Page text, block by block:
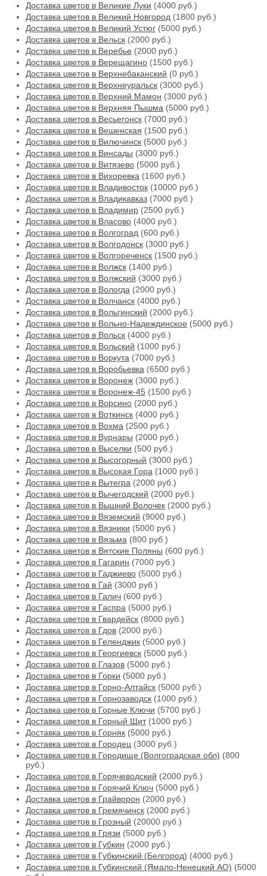
Доставка цветов в Великие Луки (4000 руб.)
Доставка цветов в Великий Новгород (1800 руб.)
Доставка цветов в Великий Устюг (5000 руб.)
Доставка цветов в Вельск (2000 руб.)
Доставка цветов в Веребье (2000 руб.)
Доставка цветов в Верещагино (1500 руб.)
Доставка цветов в Верхнебаканский (0 руб.)
Доставка цветов в Верхнеуральск (3000 руб.)
Доставка цветов в Верхний Мамон (3000 руб.)
Доставка цветов в Верхняя Пышма (5000 руб.)
Доставка цветов в Весьегонск (7000 руб.)
Доставка цветов в Вешенская (1500 руб.)
Доставка цветов в Вилючинск (5000 руб.)
Доставка цветов в Винсады (3000 руб.)
Доставка цветов в Витязево (5000 руб.)
Доставка цветов в Вихоревка (1600 руб.)
Доставка цветов в Владивосток (10000 руб.)
Доставка цветов в Владикавказ (7000 руб.)
Доставка цветов в Владимир (2500 руб.)
Доставка цветов в Власово (4000 руб.)
Доставка цветов в Волгоград (600 руб.)
Доставка цветов в Волгодонск (3000 руб.)
Доставка цветов в Волгореченск (1500 руб.)
Доставка цветов в Волжск (1400 руб.)
Доставка цветов в Волжский (3000 руб.)
Доставка цветов в Вологда (2000 руб.)
Доставка цветов в Волчанск (4000 руб.)
Доставка цветов в Вольгинский (2000 руб.)
Доставка цветов в Вольно-Надеждинское (5000 руб.)
Доставка цветов в Вольск (4000 руб.)
Доставка цветов в Вольский (1000 руб.)
Доставка цветов в Воркута (7000 руб.)
Доставка цветов в Воробьевка (6500 руб.)
Доставка цветов в Воронеж (3000 руб.)
Доставка цветов в Воронеж-45 (1500 руб.)
Доставка цветов в Ворсино (2000 руб.)
Доставка цветов в Воткинск (4000 руб.)
Доставка цветов в Вохма (2500 руб.)
Доставка цветов в Вурнары (2000 руб.)
Доставка цветов в Выселки (500 руб.)
Доставка цветов в Высогорный (3000 руб.)
Доставка цветов в Высокая Гора (1000 руб.)
Доставка цветов в Вытегра (2000 руб.)
Доставка цветов в Вычегодский (2000 руб.)
Доставка цветов в Вышний Волочек (2000 руб.)
Доставка цветов в Вяземский (9000 руб.)
Доставка цветов в Вязники (5000 руб.)
Доставка цветов в Вязьма (800 руб.)
Доставка цветов в Вятские Поляны (600 руб.)
Доставка цветов в Гагарин (7000 руб.)
Доставка цветов в Гаджиево (5000 руб.)
Доставка цветов в Гай (3000 руб.)
Доставка цветов в Галич (600 руб.)
Доставка цветов в Гаспра (5000 руб.)
Доставка цветов в Гвардейск (8000 руб.)
Доставка цветов в Гдов (2000 руб.)
Доставка цветов в Геленджик (5000 руб.)
Доставка цветов в Георгиевск (5000 руб.)
Доставка цветов в Глазов (5000 руб.)
Доставка цветов в Горки (5000 руб.)
Доставка цветов в Горно-Алтайск (5000 руб.)
Доставка цветов в Горнозаводск (1000 руб.)
Доставка цветов в Горные Ключи (5700 руб.)
Доставка цветов в Горный Щит(1000 руб.)
Доставка цветов в Горняк (5000 руб.)
Доставка цветов в Городец (3000 руб.)
Доставка цветов в Городище (Волгоградская обл) (800
руб.)
Доставка цветов в Горячеводский (2000 руб.)
Доставка цветов в Горячий Ключ (5000 руб.)
Доставка цветов в Грайворон (2000 руб.)
Доставка цветов в Гремячинск (2000 руб.)
Доставка цветов в Грозный (20000 руб.)
Доставка цветов в Грязи (5000 руб.)
Доставка цветов в Губкин (2000 руб.)
Доставка цветов в Губкинский (Белгород) (4000 руб.)
Доставка цветов в Губкинский (Ямало-Ненецкий АО) (5000